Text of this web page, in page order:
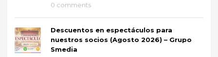
0 comments
Descuentos en espectáculos para
nuestros socios (Agosto 2026) – Grupo
Smedia